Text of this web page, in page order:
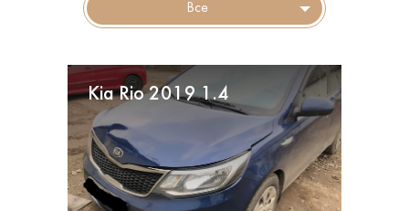
Все
Kia Rio 2019 1.4